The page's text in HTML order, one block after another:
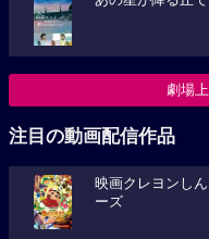
劇場
注目の動画配信作品
映画クレヨンし
ーズ